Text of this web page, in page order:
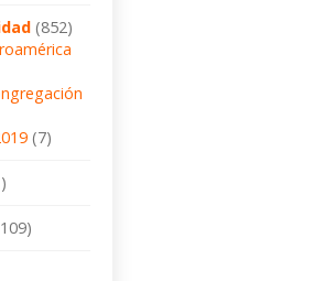
(852)
(7)